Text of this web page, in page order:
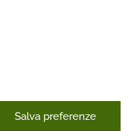
Salva preferenze